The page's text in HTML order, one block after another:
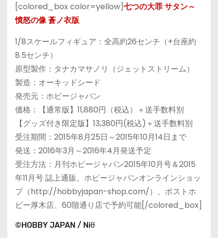
[colored_box color=yellow]七つの大罪 サタン～
憤怒の像 蒼ノ衣版
1/8スケールフィギュア：全高約26センチ（+台座約
8.5センチ）
原型製作：タナカマサノリ（ジェットストリーム）
製造：オーキッドシード
発売元：ホビージャパン
価格：【通常版】11,880円（税込）＋送手数料別
【グッズ付き限定版】13,380円(税込)＋送手数料別
受注期間：2015年8月25日～2015年10月14日まで
発送：2016年3月～2016年4月発送予定
受注方法：月刊ホビージャパン2015年10月号＆2015
年11月号 誌上通販、ホビージャパンオンラインショッ
プ（http://hobbyjapan-shop.com/）、ポストホ
ビー厚木店、60階通り店で予約可能[/colored_box]
©HOBBY JAPAN / Niθ